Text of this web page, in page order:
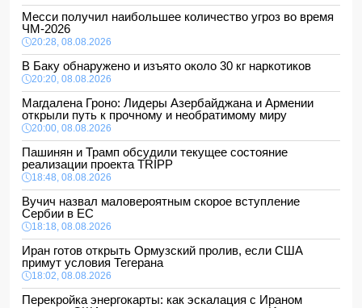
Месси получил наибольшее количество угроз во время
ЧМ-2026
20:28, 08.08.2026
В Баку обнаружено и изъято около 30 кг наркотиков
20:20, 08.08.2026
Магдалена Гроно: Лидеры Азербайджана и Армении
открыли путь к прочному и необратимому миру
20:00, 08.08.2026
Пашинян и Трамп обсудили текущее состояние
реализации проекта TRIPP
18:48, 08.08.2026
Вучич назвал маловероятным скорое вступление
Сербии в ЕС
18:18, 08.08.2026
Иран готов открыть Ормузский пролив, если США
примут условия Тегерана
18:02, 08.08.2026
Перекройка энергокарты: как эскалация с Ираном